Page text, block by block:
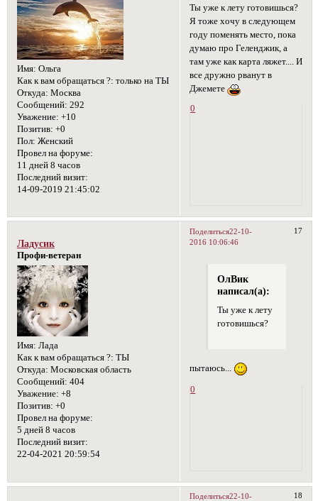
Имя: Ольга
Как к вам обращаться ?: только на ТЫ
Откуда: Москва
Сообщений: 292
Уважение: +10
Позитив: +0
Пол: Женский
Провел на форуме:
11 дней 8 часов
Последний визит:
14-09-2019 21:45:02
Ты уже к лету готовишься?
Я тоже хочу в следующем
году поменять место, пока
думаю про Геленджик, а
там уже как карта ляжет.... И
все дружно рванут в
Джемете
0
Поделиться 17
22-10-
2016 10:06:46
Ладусик
Профи-ветеран
Имя: Лада
Как к вам обращаться ?: ТЫ
Откуда: Московская область
Сообщений: 404
Уважение: +8
Позитив: +0
Провел на форуме:
5 дней 8 часов
Последний визит:
22-04-2021 20:59:54
ОлВик
написал(а):
Ты уже к лету
готовишься?
пытаюсь...
0
Поделиться 18
22-10-